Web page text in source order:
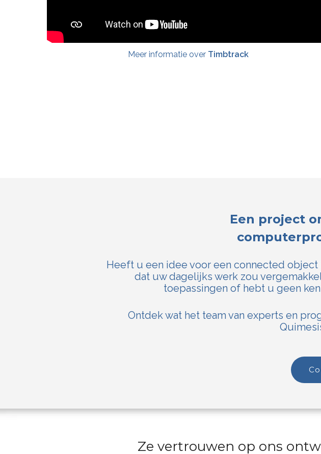
Meer informatie over Timbtrack
Een project
Heeft u een idee voor een connected object
dat uw dagelijks werk zou
toepassingen of hebt u geen
Ontdek wat het team van experts en
Ze vertrouwen op ons